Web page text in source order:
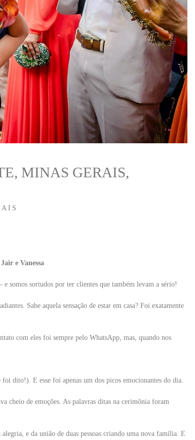
MINAS GERAIS,
e Vanessa
somos sortudos por ter clientes que também levam a sério!
Sabe aquela sensação de estar em casa? Foi exatamente
com eles foi sempre pelo WhatsApp, mas, quando nos
dito!). E esse foi apenas um dos picos emocionantes do dia.
cheio de emoções. As palavras ditas na cerimônia foram
e da união de duas pessoas criando uma nova família. E